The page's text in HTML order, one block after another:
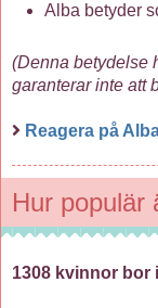
Alba betyder
(Denna betydelse
garanterar inte att
Reagera på
Hur populär
1308 kvinnor bor